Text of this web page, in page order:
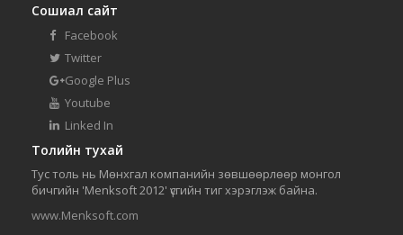
Сошиал сайт
Facebook
Twitter
Google Plus
Youtube
Linked In
Толийн тухай
Тус толь нь Мөнхгал компанийн зөвшөөрлөөр монгол
бичгийн 'Menksoft 2012' үсгийн тиг хэрэглэж байна.
www.Menksoft.com